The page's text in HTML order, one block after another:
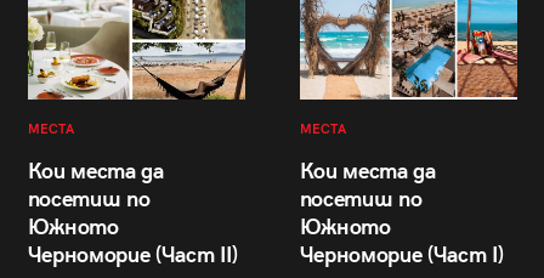
МЕСТА
Кои места да
посетиш по
Южното
Черноморие (Част II)
МЕСТА
Кои места да
посетиш по
Южното
Черноморие (Част I)